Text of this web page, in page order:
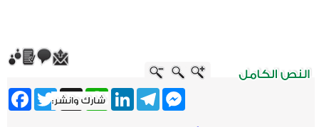
Twitter X
WhatsApp
LinkedInTelegram
Messenger